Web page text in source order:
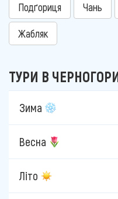
Подґориця Чань
Жабляк
ТУРИ В
Зима
Весна
Літо